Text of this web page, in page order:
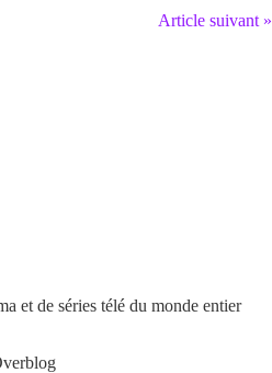
Article suivant »
et de séries télé du monde entier